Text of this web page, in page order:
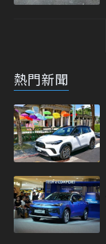
熱門新聞